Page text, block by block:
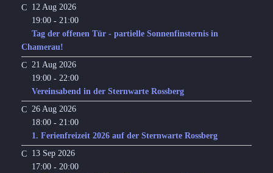
12 Aug 2026
19:00 - 21:00
Tag der offenen Tür - partielle Sonnenfinsternis in
Chamerau!
21 Aug 2026
19:00 - 22:00
Vereinsabend in der Sternwarte Rossberg
26 Aug 2026
18:00 - 21:00
1. Ferienfreizeit 2026 auf der Sternwarte Rossberg
13 Sep 2026
17:00 - 20:00